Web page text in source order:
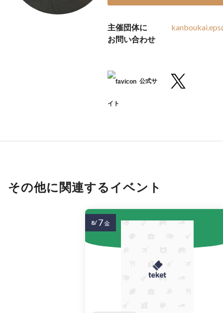
主催団体に
お問い合わせ
公式サ
イト
その他に関連するイベント
8/ 7金